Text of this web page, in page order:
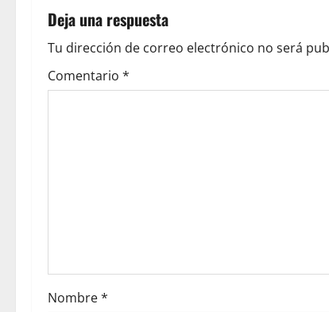
Deja una respuesta
Tu dirección de correo electrónico no será
Comentario *
Nombre*